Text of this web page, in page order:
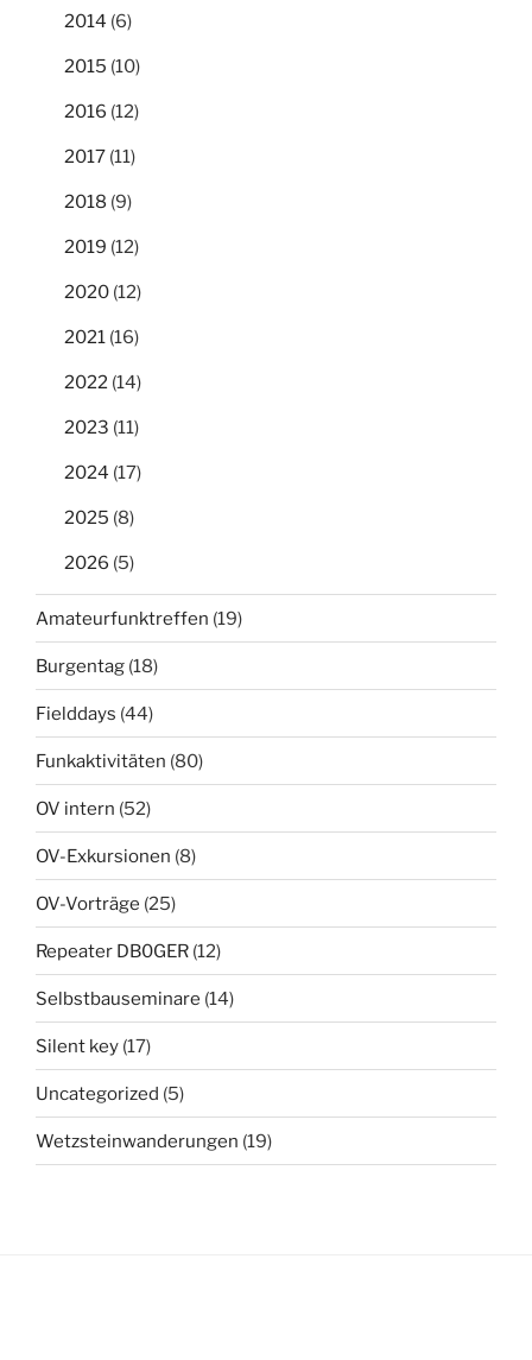
2014 (6)
2015 (10)
2016 (12)
2017 (11)
2018 (9)
2019 (12)
2020 (12)
2021 (16)
2022 (14)
2023 (11)
2024 (17)
2025 (8)
2026 (5)
Amateurfunktreffen (19)
Burgentag (18)
Fielddays (44)
Funkaktivitäten (80)
OV intern (52)
OV-Exkursionen (8)
OV-Vorträge (25)
Repeater DB0GER (12)
Selbstbauseminare (14)
Silent key (17)
Uncategorized (5)
Wetzsteinwanderungen (19)